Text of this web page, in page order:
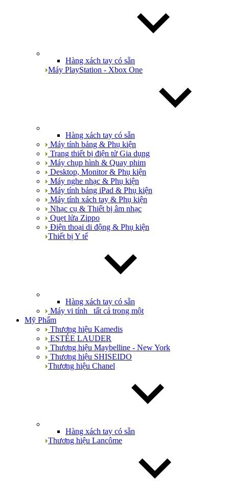
Hàng xách tay có sẵn
Máy PlayStation - Xbox One
Hàng xách tay có sẵn
Máy tính bảng & Phụ kiện
Trang thiết bị điện tử Gia dụng
Máy chụp hình & Quay phim
Desktop, Monitor & Phụ kiện
Máy nghe nhạc & Phụ kiện
Máy tính bảng iPad & Phụ kiện
Máy tính xách tay & Phụ kiện
Nhạc cụ & Thiết bị âm nhạc
Quẹt lửa Zippo
Điện thoại di động & Phụ kiện
Thiết bị Y tế
Hàng xách tay có sẵn
Máy vi tính_ tất cả trong một
Mỹ Phẩm
Thương hiệu Kamedis
ESTÉE LAUDER
Thương hiệu Maybelline - New York
Thương hiệu SHISEIDO
Thương hiệu Chanel
Hàng xách tay có sẵn
Thương hiệu Lancôme